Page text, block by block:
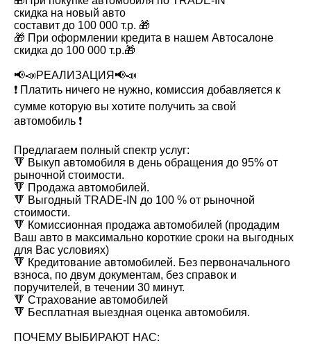
скидка на новый авто
составит до 100 000 т.р. 🎁
🎁 При оформлении кредита в нашем Автосалоне
скидка до 100 000 т.р.🎁
📢📣РЕАЛИЗАЦИЯ📢📣
❗️ Платить ничего не нужно, комиссия добавляется к
сумме которую вы хотите получить за свой
автомобиль ❗️
Предлагаем полный спектр услуг:
🔻 Выкуп автомобиля в день обращения до 95% от
рыночной стоимости.
🔻 Продажа автомобилей.
🔻 Выгодный TRADE-IN до 100 % от рыночной
стоимости.
🔻 Комиссионная продажа автомобилей (продадим
Ваш авто в максимально короткие сроки на выгодных
для Вас условиях)
🔻 Кредитование автомобилей. Без первоначального
взноса, по двум документам, без справок и
поручителей, в течении 30 минут.
🔻 Страхование автомобилей
🔻 Бесплатная выездная оценка автомобиля.
ПОЧЕМУ ВЫБИРАЮТ НАС: